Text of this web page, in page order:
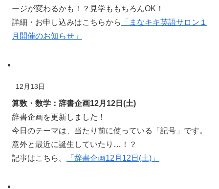
ージが変わるかも！？ 見学 ももちろんOK！
詳細 ・お申し込みはこちらから
「まなキキ英語サロン１
月開催のお知らせ」
12月13日
算数・数学：辞書企画12月12日(土)
辞書企画を更新しました！
今日のテーマは、当たり前に使っている「 記号 」です。
意外と最近に誕生 していたり…！？
記事はこちら。
「辞書企画12月12日(土)」